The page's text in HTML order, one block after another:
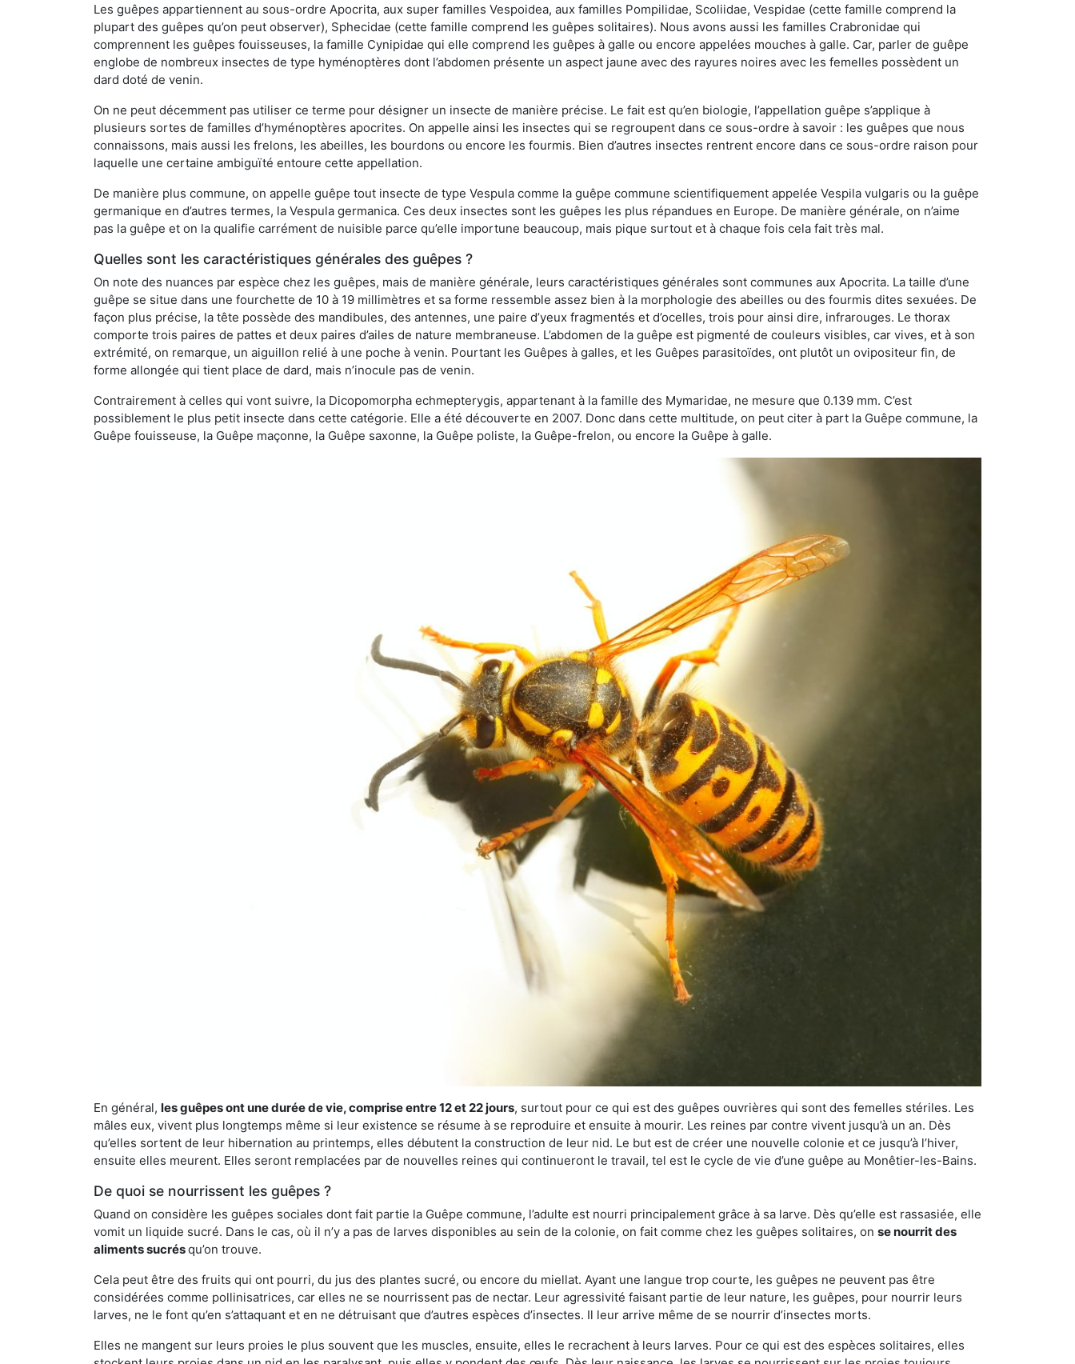
Les guêpes appartiennent au sous-ordre Apocrita, aux super familles Vespoidea, aux familles Pompilidae, Scoliidae, Vespidae (cette famille comprend la
plupart des guêpes qu’on peut observer), Sphecidae (cette famille comprend les guêpes solitaires). Nous avons aussi les familles Crabronidae qui
comprennent les guêpes fouisseuses, la famille Cynipidae qui elle comprend les guêpes à galle ou encore appelées mouches à galle. Car, parler de guêpe
englobe de nombreux insectes de type hyménoptères dont l’abdomen présente un aspect jaune avec des rayures noires avec les femelles possèdent un
dard doté de venin.
On ne peut décemment pas utiliser ce terme pour désigner un insecte de manière précise. Le fait est qu’en biologie, l’appellation guêpe s’applique à
plusieurs sortes de familles d’hyménoptères apocrites. On appelle ainsi les insectes qui se regroupent dans ce sous-ordre à savoir : les guêpes que nous
connaissons, mais aussi les frelons, les abeilles, les bourdons ou encore les fourmis. Bien d’autres insectes rentrent encore dans ce sous-ordre raison pour
laquelle une certaine ambiguïté entoure cette appellation.
De manière plus commune, on appelle guêpe tout insecte de type Vespula comme la guêpe commune scientifiquement appelée Vespila vulgaris ou la guêpe
germanique en d’autres termes, la Vespula germanica. Ces deux insectes sont les guêpes les plus répandues en Europe. De manière générale, on n’aime
pas la guêpe et on la qualifie carrément de nuisible parce qu’elle importune beaucoup, mais pique surtout et à chaque fois cela fait très mal.
Quelles sont les caractéristiques générales des guêpes ?
On note des nuances par espèce chez les guêpes, mais de manière générale, leurs caractéristiques générales sont communes aux Apocrita. La taille d’une
guêpe se situe dans une fourchette de 10 à 19 millimètres et sa forme ressemble assez bien à la morphologie des abeilles ou des fourmis dites sexuées. De
façon plus précise, la tête possède des mandibules, des antennes, une paire d’yeux fragmentés et d’ocelles, trois pour ainsi dire, infrarouges. Le thorax
comporte trois paires de pattes et deux paires d’ailes de nature membraneuse. L’abdomen de la guêpe est pigmenté de couleurs visibles, car vives, et à son
extrémité, on remarque, un aiguillon relié à une poche à venin. Pourtant les Guêpes à galles, et les Guêpes parasitoïdes, ont plutôt un ovipositeur fin, de
forme allongée qui tient place de dard, mais n’inocule pas de venin.
Contrairement à celles qui vont suivre, la Dicopomorpha echmepterygis, appartenant à la famille des Mymaridae, ne mesure que 0.139 mm. C’est
possiblement le plus petit insecte dans cette catégorie. Elle a été découverte en 2007. Donc dans cette multitude, on peut citer à part la Guêpe commune, la
Guêpe fouisseuse, la Guêpe maçonne, la Guêpe saxonne, la Guêpe poliste, la Guêpe-frelon, ou encore la Guêpe à galle.
En général, les guêpes ont une durée de vie, comprise entre 12 et 22 jours, surtout pour ce qui est des guêpes ouvrières qui sont des femelles stériles. Les
mâles eux, vivent plus longtemps même si leur existence se résume à se reproduire et ensuite à mourir. Les reines par contre vivent jusqu’à un an. Dès
qu’elles sortent de leur hibernation au printemps, elles débutent la construction de leur nid. Le but est de créer une nouvelle colonie et ce jusqu’à l’hiver,
ensuite elles meurent. Elles seront remplacées par de nouvelles reines qui continueront le travail, tel est le cycle de vie d’une guêpe au Monêtier-les-Bains.
De quoi se nourrissent les guêpes ?
Quand on considère les guêpes sociales dont fait partie la Guêpe commune, l’adulte est nourri principalement grâce à sa larve. Dès qu’elle est rassasiée, elle
vomit un liquide sucré. Dans le cas, où il n’y a pas de larves disponibles au sein de la colonie, on fait comme chez les guêpes solitaires, on se nourrit des
aliments sucrésqu’on trouve.
Cela peut être des fruits qui ont pourri, du jus des plantes sucré, ou encore du miellat. Ayant une langue trop courte, les guêpes ne peuvent pas être
considérées comme pollinisatrices, car elles ne se nourrissent pas de nectar. Leur agressivité faisant partie de leur nature, les guêpes, pour nourrir leurs
larves, ne le font qu’en s’attaquant et en ne détruisant que d’autres espèces d’insectes. Il leur arrive même de se nourrir d’insectes morts.
Elles ne mangent sur leurs proies le plus souvent que les muscles, ensuite, elles le recrachent à leurs larves. Pour ce qui est des espèces solitaires, elles